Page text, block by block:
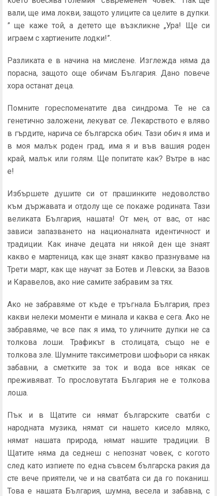
вали, ще има локви, защото улиците са целите в дупки.
” ще каже той, а детето ще възкликне „Ура! Ще си
играем с хартиените лодки!”.
Разликата е в начина на мислене. Изглежда няма да
порасна, защото още обичам България. Дано повече
хора останат деца.
Помните гореспоменатите два синдрома. Те не са
генетично заложени, лекуват се. Лекарството е вляво
в гърдите, нарича се българска обич. Тази обич я има и
в моя малък роден град, има я и във вашия роден
край, малък или голям. Ще попитате как? Вътре в нас
е!
Избършете душите си от прашинките недоволство
към държавата и отдолу ще се покаже родината. Тази
великата България, нашата! От мен, от вас, от нас
зависи запазването на националната идентичност и
традиции. Как иначе децата ни някой ден ще знаят
какво е мартеница, как ще знаят какво празнуваме на
Трети март, как ще научат за Ботев и Левски, за Вазов
и Каравелов, ако ние самите забравим за тях.
Ако не забравяме от къде е тръгнала България, през
какви нелеки моменти е минала и каква е сега. Ако не
забравяме, че все пак я има, то уличните дупки не са
толкова лоши. Трафикът в столицата, също не е
толкова зле. Шумните таксиметрови шофьори са някак
забавни, а сметките за ток и вода все някак се
преживяват. То прословутата България не е толкова
лоша.
Пък и в Щатите си нямат българските сватби с
народната музика, нямат си нашето кисело мляко,
нямат нашата природа, нямат нашите традиции. В
Щатите няма да седнеш с непознат човек, с когото
след като изпиете по една съвсем българска ракия да
сте вече приятели, че и на сватбата си да го поканиш.
Това е нашата България, шумна, весела и забавна, с